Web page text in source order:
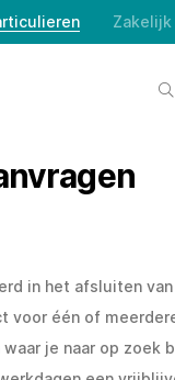
Zakelijk
in het afsluiten
voor één of
waar je naar op zoek